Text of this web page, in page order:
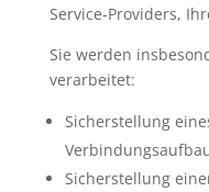
Service-Providers,
Sie werden
verarbeitet:
Sicherstellung
Sicherstellung